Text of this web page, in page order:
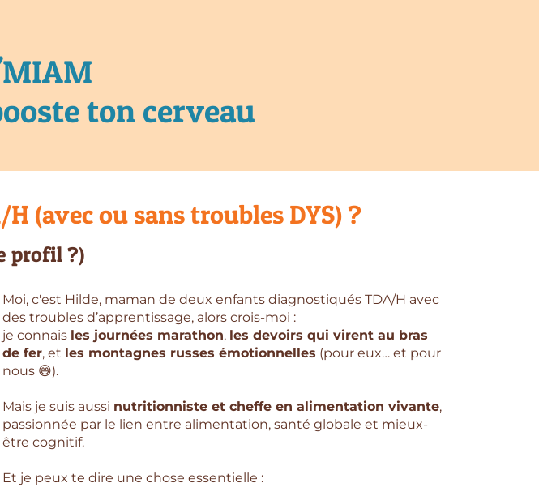
ton cerveau
(avec ou sans troubles DYS) ?
profil ?)
Moi, c'est Hilde, maman de deux enfants diagnostiqués TDA/H avec
des troubles d’apprentissage, alors crois-moi :
je connais les journées marathon, les devoirs qui virent au bras
de fer, et les montagnes russes émotionnelles (pour eux… et pour
nous 😅).
Mais je suis aussi nutritionniste et cheffe en alimentation vivante,
passionnée par le lien entre alimentation, santé globale et mieux-
être cognitif.
Et je peux te dire une chose essentielle :